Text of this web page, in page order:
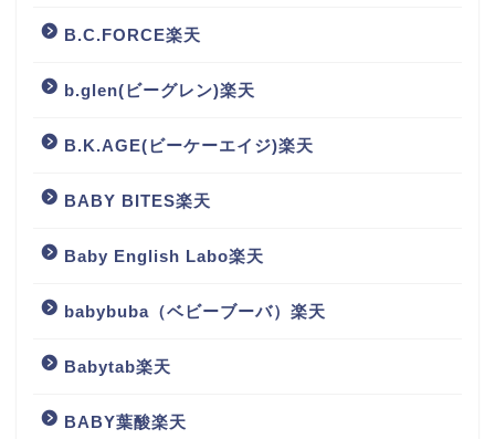
B.C.FORCE楽天
b.glen(ビーグレン)楽天
B.K.AGE(ビーケーエイジ)楽天
BABY BITES楽天
Baby English Labo楽天
babybuba（ベビーブーバ）楽天
Babytab楽天
BABY葉酸楽天